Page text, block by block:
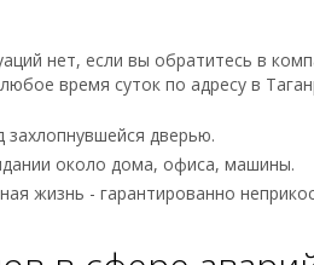
нет, если вы обратитесь в
время суток по адресу в
захлопнувшейся дверью.
около дома, офиса, машины.
жизнь - гарантированно